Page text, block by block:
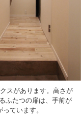
スがあります。高さが
ふたつの扉は、手前が
ています。